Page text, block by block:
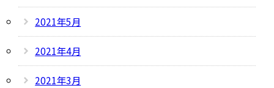
2021年5月
2021年4月
2021年3月